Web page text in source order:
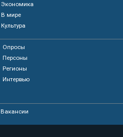
Экономика
В мире
Культура
Опросы
Персоны
Регионы
Интервью
Вакансии